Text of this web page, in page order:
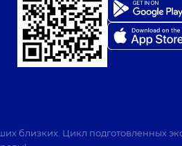
близких. Цикл подготовленных